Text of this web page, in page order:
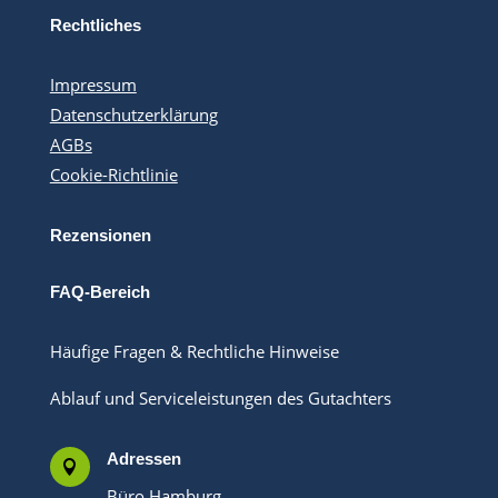
Rechtliches
Impressum
Datenschutzerklärung
AGBs
Cookie-Richtlinie
Rezensionen
FAQ-Bereich
Häufige Fragen & Rechtliche Hinweise
Ablauf und Serviceleistungen des Gutachters
 Adressen